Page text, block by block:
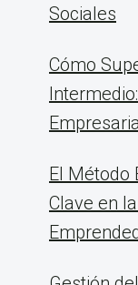
Sociales
Cómo
El Método
Clave en